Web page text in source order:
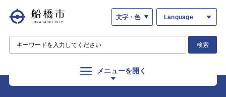
文字・色 Language
検索
メニューを開く